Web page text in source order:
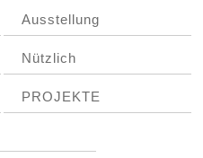
Ausstellung
Nützlich
PROJEKTE